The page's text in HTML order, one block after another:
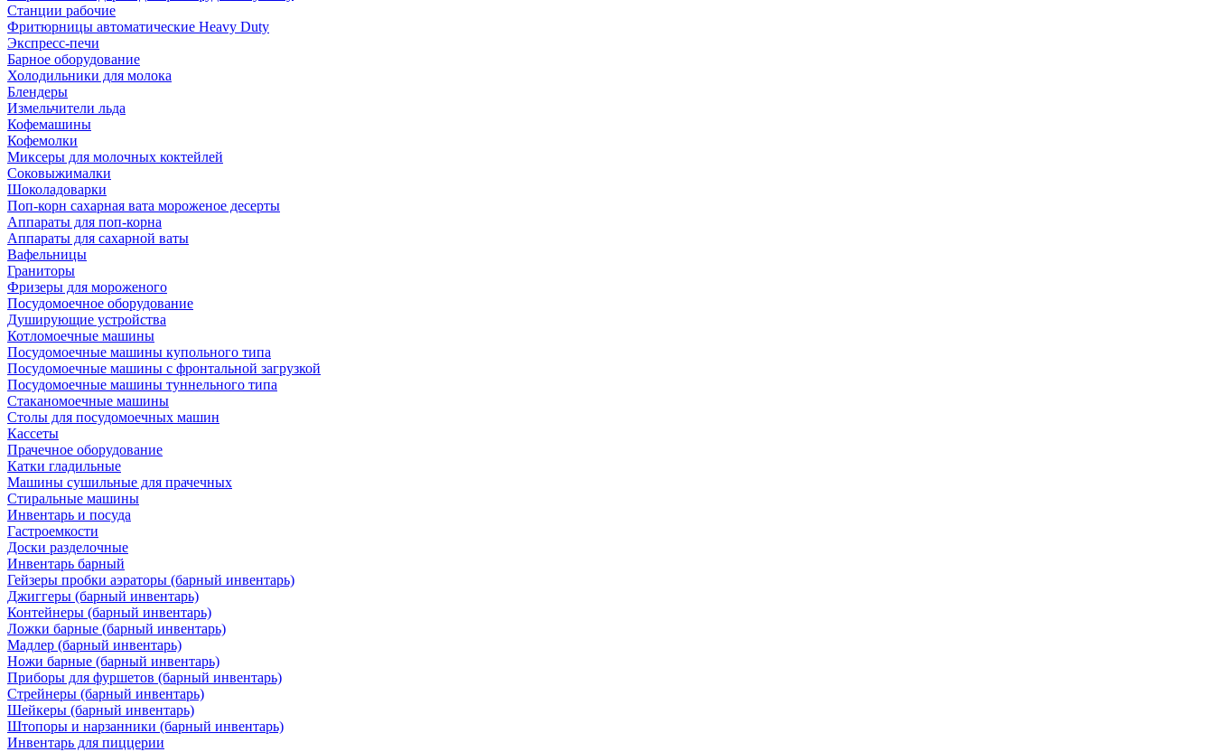
Станции рабочие
Фритюрницы автоматические Heavy Duty
Экспресс-печи
Барное оборудование
Холодильники для молока
Блендеры
Измельчители льда
Кофемашины
Кофемолки
Миксеры для молочных коктейлей
Соковыжималки
Шоколадоварки
Поп-корн сахарная вата мороженое десерты
Аппараты для поп-корна
Аппараты для сахарной ваты
Вафельницы
Граниторы
Фризеры для мороженого
Посудомоечное оборудование
Душирующие устройства
Котломоечные машины
Посудомоечные машины купольного типа
Посудомоечные машины с фронтальной загрузкой
Посудомоечные машины туннельного типа
Стаканомоечные машины
Столы для посудомоечных машин
Кассеты
Прачечное оборудование
Катки гладильные
Машины сушильные для прачечных
Стиральные машины
Инвентарь и посуда
Гастроемкости
Доски разделочные
Инвентарь барный
Гейзеры пробки аэраторы (барный инвентарь)
Джиггеры (барный инвентарь)
Контейнеры (барный инвентарь)
Ложки барные (барный инвентарь)
Мадлер (барный инвентарь)
Ножи барные (барный инвентарь)
Приборы для фуршетов (барный инвентарь)
Стрейнеры (барный инвентарь)
Шейкеры (барный инвентарь)
Штопоры и нарзанники (барный инвентарь)
Инвентарь для пиццерии